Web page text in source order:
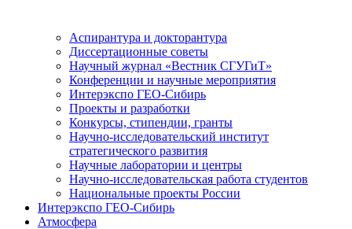
Аспирантура и докторантура
Диссертационные советы
Научный журнал «Вестник СГУГиТ»
Конференции и научные мероприятия
Интерэкспо ГЕО-Сибирь
Проекты и разработки
Конкурсы, стипендии, гранты
Научно-исследовательский институт
стратегического развития
Научные лаборатории и центры
Научно-исследовательская работа студентов
Национальные проекты России
Интерэкспо ГЕО-Сибирь
Атмосфера